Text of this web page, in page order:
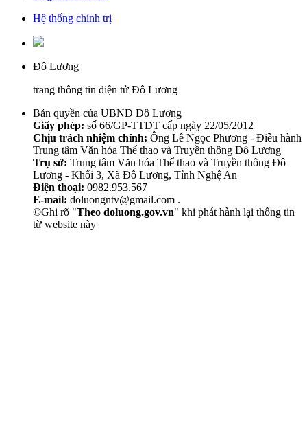
Hệ thống chính trị
Đô Lương
trang thông tin điện tử Đô Lương
Bản quyền của UBND Đô Lương
Giấy phép: số 66/GP-TTDT cấp ngày 22/05/2012
Chịu trách nhiệm chính: Ông Lê Ngọc Phương - Điều hành
Trung tâm Văn hóa Thể thao và Truyền thông Đô Lương
Trụ sở: Trung tâm Văn hóa Thể thao và Truyền thông Đô
Lương - Khối 3, Xã Đô Lương, Tỉnh Nghệ An
Điện thoại: 0982.953.567
E-mail: doluongntv@gmail.com .
©Ghi rõ "Theo doluong.gov.vn" khi phát hành lại thông tin
từ website này